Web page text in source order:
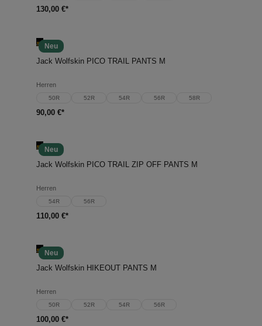
130,00 €*
Neu
Jack Wolfskin PICO TRAIL PANTS M
Herren
50R 52R 54R 56R 58R
90,00 €*
Neu
Jack Wolfskin PICO TRAIL ZIP OFF PANTS M
Herren
54R 56R
110,00 €*
Neu
Jack Wolfskin HIKEOUT PANTS M
Herren
50R 52R 54R 56R
100,00 €*